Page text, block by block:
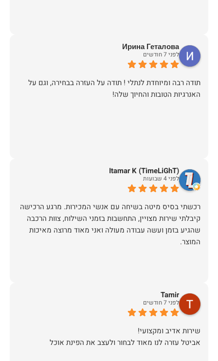
Ирина Геталова
לפני 7 חודשים
​תודה רבה ומיוחדת לנתלי ! תודה על העזרה בבחירה, וגם על
האנרגיות הטובות והחיוך שלה!
Itamar K (TimeLiGhT)
לפני 4 שבועות
רכשתי בסיס מיטה בשיחה עם אנשי המכירות. מרגע הרכישה
קיבלתי שירות מצויין, התחשבות בזמני השילוח, צוות הרכבה
שהגיע בזמן ועשה עבודה מעולה ואני מאוד מרוצה מאיכות
המוצר.
Tamir
לפני 7 חודשים
אביטל עזרה לנו מאוד לבחור ולעצב את הפינת אוכל